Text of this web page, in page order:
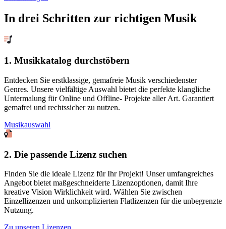
In drei Schritten zur richtigen Musik
1. Musikkatalog durchstöbern
Entdecken Sie erstklassige, gemafreie Musik verschiedenster
Genres. Unsere vielfältige Auswahl bietet die perfekte klangliche
Untermalung für Online und Offline- Projekte aller Art. Garantiert
gemafrei und rechtssicher zu nutzen.
Musikauswahl
2. Die passende Lizenz suchen
Finden Sie die ideale Lizenz für Ihr Projekt! Unser umfangreiches
Angebot bietet maßgeschneiderte Lizenzoptionen, damit Ihre
kreative Vision Wirklichkeit wird. Wählen Sie zwischen
Einzellizenzen und unkomplizierten Flatlizenzen für die unbegrenzte
Nutzung.